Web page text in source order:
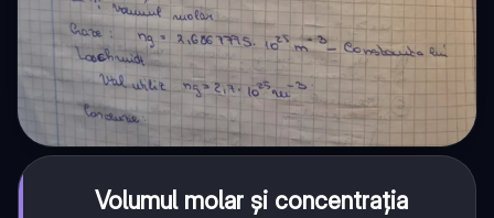
Volumul molar și concentrația